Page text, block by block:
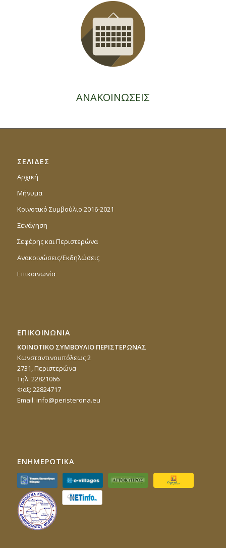
ΑΝΑΚΟΙΝΩΣΕΙΣ
ΣΕΛΙΔΕΣ
Αρχική
Μήνυμα
Κοινοτικό Συμβούλιο 2016-2021
Ξενάγηση
Σεφέρης και Περιστερώνα
Ανακοινώσεις/Εκδηλώσεις
Επικοινωνία
ΕΠΙΚΟΙΝΩΝΙΑ
ΚΟΙΝΟΤΙΚΟ ΣΥΜΒΟΥΛΙΟ ΠΕΡΙΣΤΕΡΩΝΑΣ
Κωνσταντινουπόλεως 2
2731, Περιστερώνα
Τηλ: 22821066
Φαξ: 22824717
Email: info@peristerona.eu
ΕΝΗΜΕΡΩΤΙΚΑ